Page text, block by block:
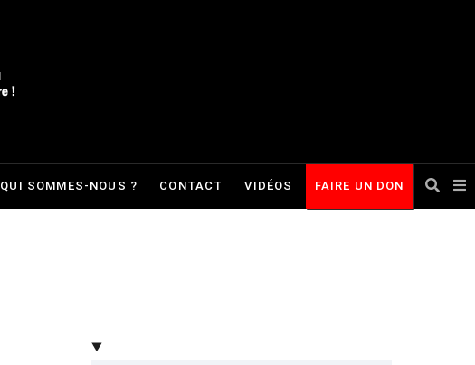
QUI SOMMES-NOUS ? CONTACT VIDÉOS FAIRE UN DON